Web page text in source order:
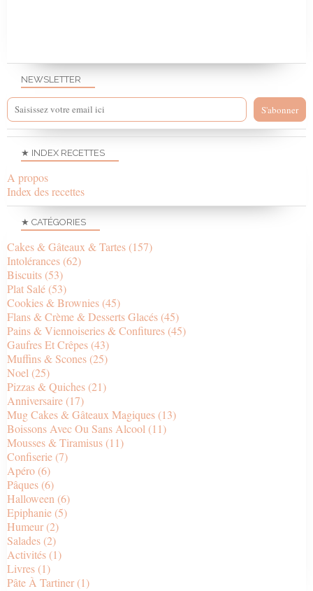
NEWSLETTER
★ INDEX RECETTES
A propos
Index des recettes
★ CATÉGORIES
Cakes & Gâteaux & Tartes (157)
Intolérances (62)
Biscuits (53)
Plat Salé (53)
Cookies & Brownies (45)
Flans & Crème & Desserts Glacés (45)
Pains & Viennoiseries & Confitures (45)
Gaufres Et Crêpes (43)
Muffins & Scones (25)
Noel (25)
Pizzas & Quiches (21)
Anniversaire (17)
Mug Cakes & Gâteaux Magiques (13)
Boissons Avec Ou Sans Alcool (11)
Mousses & Tiramisus (11)
Confiserie (7)
Apéro (6)
Pâques (6)
Halloween (6)
Epiphanie (5)
Humeur (2)
Salades (2)
Activités (1)
Livres (1)
Pâte À Tartiner (1)